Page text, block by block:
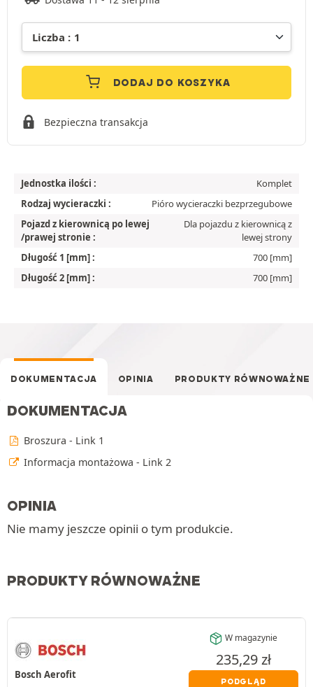
DODAJ DO KOSZYKA
Bezpieczna transakcja
Jednostka ilości :
Komplet
Rodzaj wycieraczki :
Pióro wycieraczki bezprzegubowe
Pojazd z kierownicą po lewej
/prawej stronie :
Dla pojazdu z kierownicą z
lewej strony
Długość 1 [mm] :
700 [mm]
Długość 2 [mm] :
700 [mm]
DOKUMENTACJA OPINIA PRODUKTY RÓWNOWAŻNE
DOKUMENTACJA
Broszura - Link 1
Informacja montażowa - Link 2
OPINIA
Nie mamy jeszcze opinii o tym produkcie.
PRODUKTY RÓWNOWAŻNE
Bosch Aerofit
W magazynie
235,29zł
PODGLĄD